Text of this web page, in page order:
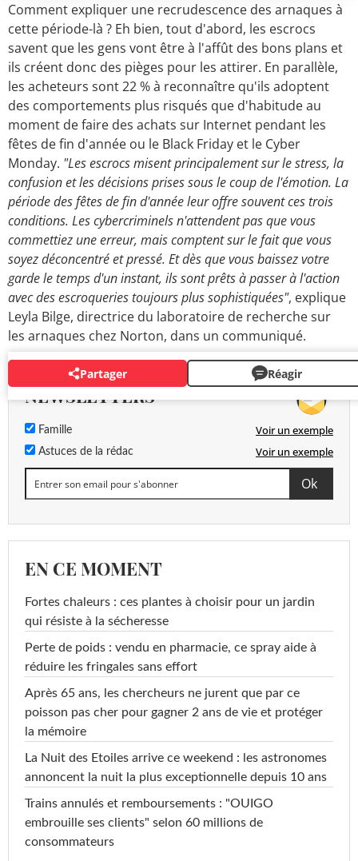
Comment expliquer une recrudescence des arnaques à
cette période-là ? Eh bien, tout d'abord, les escrocs
savent que les gens vont être à l'affût des bons plans et
ils créent donc des pièges pour les attirer. En parallèle,
les acheteurs sont 22 % à reconnaître qu'ils adoptent
des comportements plus risqués que d'habitude au
moment de faire des achats sur Internet pendant les
fêtes de fin d'année ou le Black Friday et le Cyber
Monday. "Les escrocs misent principalement sur le stress, la
confusion et les décisions prises sous le coup de l'émotion. La
période des fêtes de fin d'année leur offre souvent ces trois
conditions. Les cybercriminels n'attendent pas que vous
commettiez une erreur, mais comptent sur le fait que vous
soyez déconcentré et pressé. Et dès que vous baissez votre
garde le temps d'un instant, ils sont prêts à passer à l'action
avec des escroqueries toujours plus sophistiquées", explique
Leyla Bilge, directrice du laboratoire de recherche sur
les arnaques chez Norton, dans un communiqué.
Partager Réagir
NEWSLETTERS
Famille Voir un exemple
Astuces de la rédac Voir un exemple
EN CE MOMENT
Fortes chaleurs : ces plantes à choisir pour un jardin
qui résiste à la sécheresse
Perte de poids : vendu en pharmacie, ce spray aide à
réduire les fringales sans effort
Après 65 ans, les chercheurs ne jurent que par ce
poisson pas cher pour gagner 2 ans de vie et protéger
la mémoire
La Nuit des Etoiles arrive ce weekend : les astronomes
annoncent la nuit la plus exceptionnelle depuis 10 ans
Trains annulés et remboursements : "OUIGO
embrouille ses clients" selon 60 millions de
consommateurs